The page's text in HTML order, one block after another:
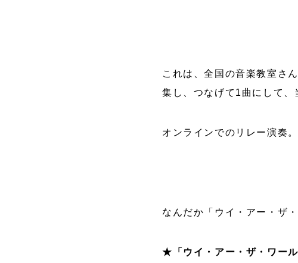
これは、全国の音楽教室さ
集し、つなげて1曲にして、
オンラインでのリレー演奏
なんだか「ウイ・アー・ザ
★「ウイ・アー・ザ・ワール